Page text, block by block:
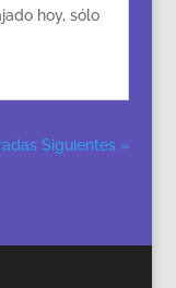
hoy, sólo
Siguientes »